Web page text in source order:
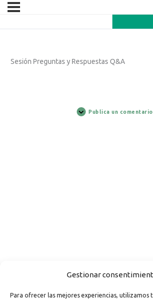
Gestionar
Para ofrecer las mejores experiencias, utilizamos
Sesión Preguntas y Respuestas Q&A
Publica un comentario